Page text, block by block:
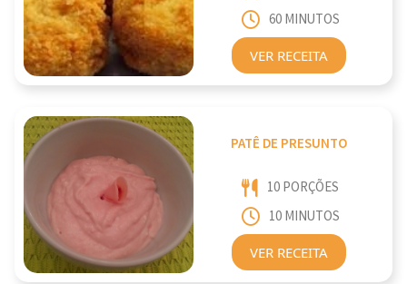
60 MINUTOS
VER RECEITA
PATÊ DE PRESUNTO
10 PORÇÕES
10 MINUTOS
VER RECEITA